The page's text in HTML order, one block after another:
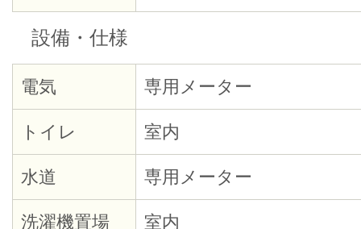
設備・仕様
電気 専用メーター
トイレ 室内
水道 専用メーター
洗濯機置場 室内